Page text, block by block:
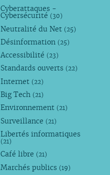
Cyberattaques -
Cybersécurité (30)
Neutralité du Net (25)
Désinformation (25)
Accessibilité (23)
Standards ouverts (22)
Internet (22)
Big Tech (21)
Environnement (21)
Surveillance (21)
Libertés informatiques
(21)
Café libre (21)
Marchés publics (19)